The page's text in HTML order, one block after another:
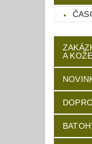
A